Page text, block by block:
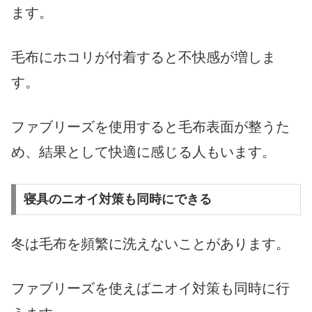
ます。
毛布にホコリが付着すると不快感が増しま
す。
ファブリーズを使用すると毛布表面が整うた
め、結果として快適に感じる人もいます。
寝具のニオイ対策も同時にできる
冬は毛布を頻繁に洗えないことがあります。
ファブリーズを使えばニオイ対策も同時に行